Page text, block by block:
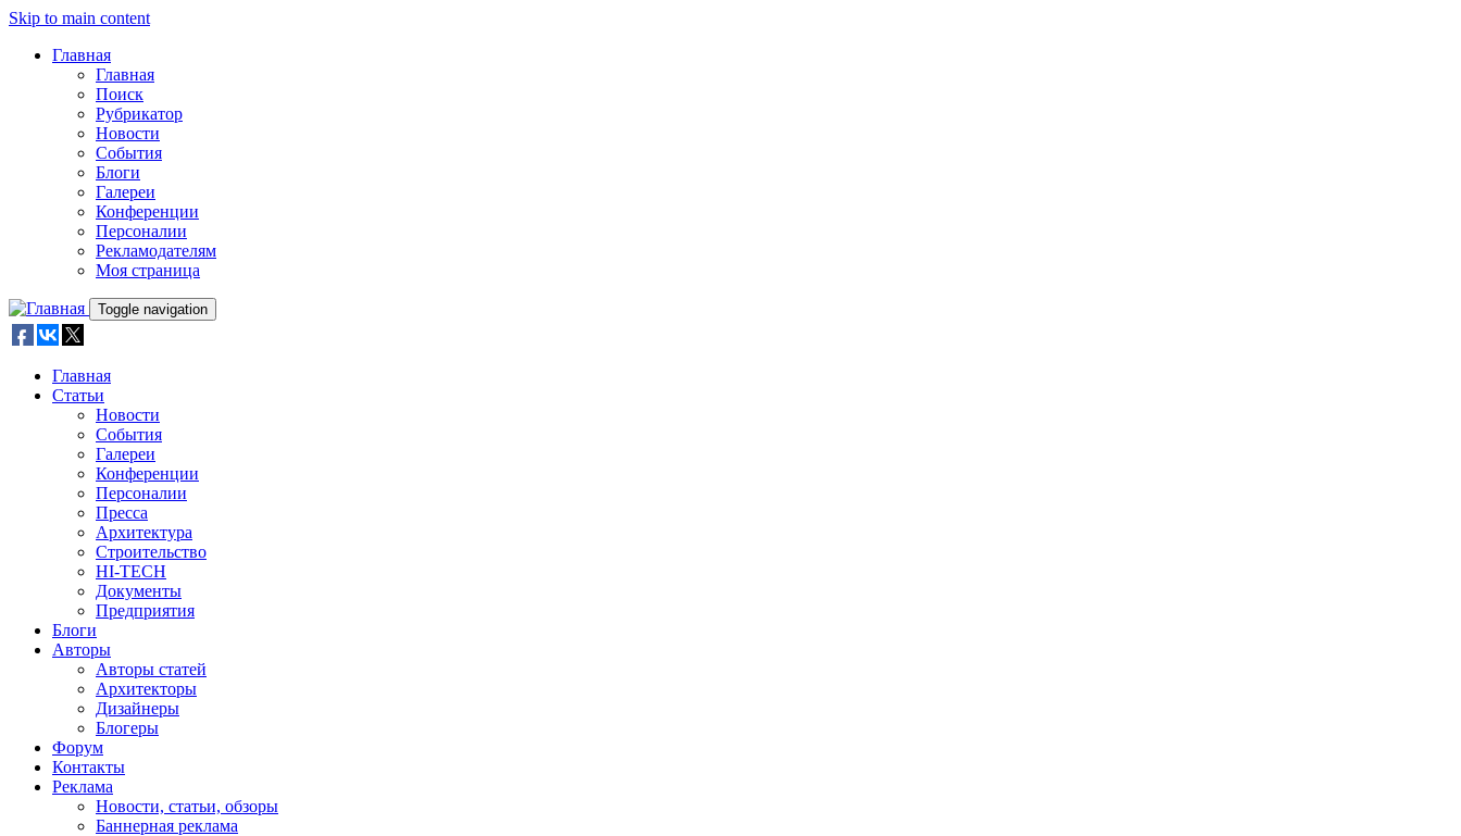
Skip to main content
Главная
Главная
Поиск
Рубрикатор
Новости
События
Блоги
Галереи
Конференции
Персоналии
Рекламодателям
Моя страница
Toggle navigation
Главная
Статьи
Новости
События
Галереи
Конференции
Персоналии
Пресса
Архитектура
Строительство
HI-TECH
Документы
Предприятия
Блоги
Авторы
Авторы статей
Архитекторы
Дизайнеры
Блогеры
Форум
Контакты
Реклама
Новости, статьи, обзоры
Баннерная реклама